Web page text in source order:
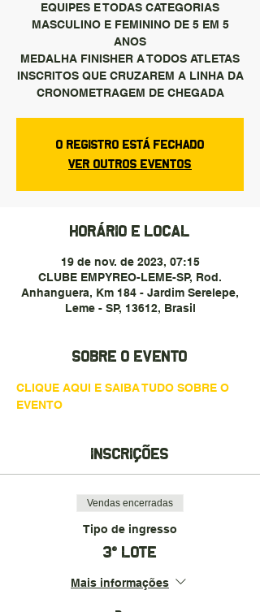
EQUIPES E TODAS CATEGORIAS
MASCULINO E FEMININO DE 5 EM 5
ANOS
MEDALHA FINISHER A TODOS ATLETAS
INSCRITOS QUE CRUZAREM A LINHA DA
CRONOMETRAGEM DE CHEGADA
O registro está fechado
Ver outros eventos
Horário e local
19 de nov. de 2023, 07:15
CLUBE EMPYREO-LEME-SP, Rod.
Anhanguera, Km 184 - Jardim Serelepe,
Leme - SP, 13612, Brasil
Sobre o evento
CLIQUE AQUI E SAIBA TUDO SOBRE O
EVENTO
Inscrições
Vendas encerradas
Tipo de ingresso
3° LOTE
Mais informações